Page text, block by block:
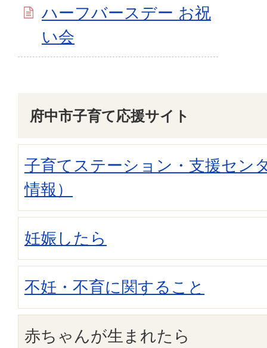
ハーフバースデー お祝
い会
府中市子育て応援サイト
子育てステーション・支援セン
情報）
妊娠したら
不妊・不育に関すること
赤ちゃんが生まれたら